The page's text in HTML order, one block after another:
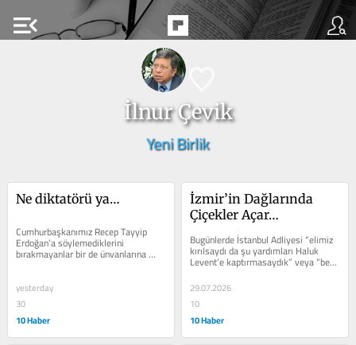
menu_open
İlnur Çevik
Yeni Birlik
Ne diktatörü ya…
Cumhurbaşkanımız Recep Tayyip
Erdoğan’a söylemediklerini
bırakmayanlar bir de ünvanlarına
“diktatör” yaftasını da eklediler....
yesterday
30
10 Haber
İzmir’in Dağlarında
Çiçekler Açar…
Bugünlerde İstanbul Adliyesi “elimiz
kırılsaydı da şu yardımları Haluk
Levent’e kaptırmasaydık” veya “ben
bu adamın ne halt...
29.07.2026
10
10 Haber